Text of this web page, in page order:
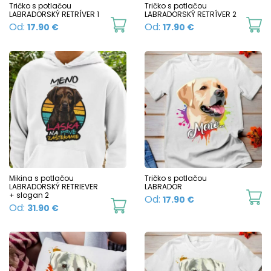
chosen
on
product
page
Tričko s potlačou
LABRADORSKÝ RETRÍVER 1
Od: 17.90 €
This
has
multiple
variants.
options
may
chosen
page
Tričko s potlačou
LABRADORSKÝ RETRÍVER 2
Od: 17.90 €
Mikina s potlačou
LABRADORSKÝ RETRIEVER
+ slogan 2
Od: 31.90 €
This
has
multiple
Tričko s potlačou
LABRADOR
Od: 17.90 €